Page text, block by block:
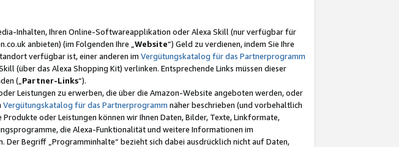
Inhalten, Ihren Online-Softwareapplikation oder Alexa Skill (nur verfügbar für
anbieten) (im Folgenden Ihre „ Website“) Geld zu verdienen, indem Sie Ihre
verfügbar ist, einer anderen im Vergütungskatalog für das Partnerprogramm
(über das Alexa Shopping Kit) verlinken. Entsprechende Links müssen dieser
(„ Partner-Links“).
Leistungen zu erwerben, die über die Amazon-Website angeboten werden, oder
Vergütungskatalog für das Partnerprogramm näher beschrieben (und vorbehaltlich
oder Leistungen können wir Ihnen Daten, Bilder, Texte, Linkformate,
die Alexa-Funktionalität und weitere Informationen im
Der Begriff „Programminhalte“ bezieht sich dabei ausdrücklich nicht auf Daten,